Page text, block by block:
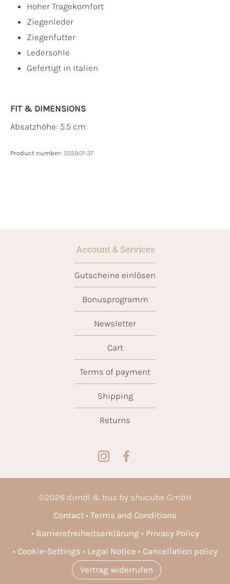
Hoher Tragekomfort
Ziegenleder
Ziegenfutter
Ledersohle
Gefertigt in Italien
FIT & DIMENSIONS
Absatzhöhe: 5.5 cm
Product number: 5559.01-37
Account & Services
Gutscheine einlösen
Bonusprogramm
Newsletter
Cart
Terms of payment
Shipping
Returns
©2026 dirndl & bua by shucube GmbH
Contact
Terms and Conditions
Barrierefreiheitserklärung
Privacy Policy
Cookie-Settings
Legal Notice
Cancellation policy
Vertrag widerrufen